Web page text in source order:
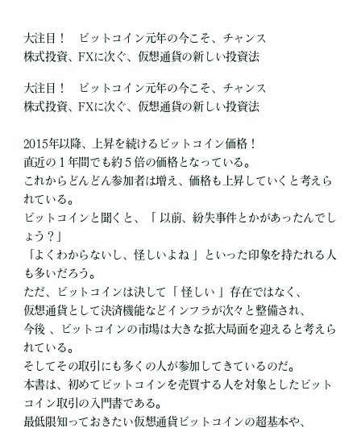
大注目！ ビットコイン元年の今こそ、チャンス
株式投資、FXに次ぐ、仮想通貨の新しい投資法
大注目！ ビットコイン元年の今こそ、チャンス
株式投資、FXに次ぐ、仮想通貨の新しい投資法
2015年以降、上昇を続けるビットコイン価格！
直近の１年間でも約５倍の価格となっている。
これからどんどん参加者は増え、価格も上昇していくと考えら
れている。
ビットコインと聞くと、「 以前、紛失事件とかがあったんでし
ょう？」
「よくわからないし、怪しいよね 」といった印象を持たれる人
も多いだろう。
ただ、ビットコインは決して「 怪しい 」存在ではなく、
仮想通貨として決済機能などインフラが次々と整備され、
今後 、ビットコインの市場は大きな拡大局面を迎えると考えら
れている。
そしてその取引にも多くの人が参加してきているのだ。
本書は、初めてビットコインを売買する人を対象としたビット
コイン取引の入門書である。
最低限知っておきたい仮想通貨ビットコインの超基本や、